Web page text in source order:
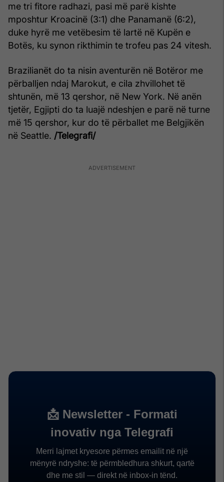
me tri fitore radhazi, pasi më parë kishte
mposhtur Kroacinë (3:1) dhe Panamanë (6:2),
duke hyrë me vetëbesim të lartë në Kupën e
Botës, ku synon rikthimin te trofeu pas 24 vitesh.
Brazilianët do ta nisin aventurën në Botëror me
përballjen ndaj Marokut, e cila zhvillohet të
shtunën, më 13 qershor, në New York. Në anën
tjetër, Egjipti do ta luajë ndeshjen e parë në turne
më 15 qershor, kur do të përballet me Belgjikën
në Seattle. /Telegrafi/